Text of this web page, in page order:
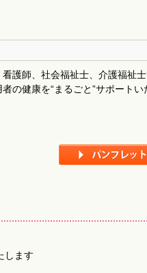
護師、社会福祉士、介護福祉
の健康を“まるごと”サポートい
します